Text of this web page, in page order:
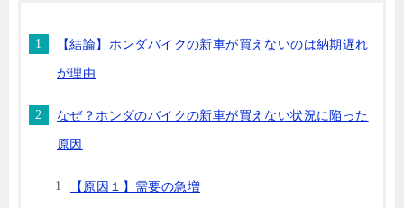
【結論】ホンダバイクの新車が買えないのは納期遅れ
が理由
なぜ？ホンダのバイクの新車が買えない状況に陥った
原因
【原因１】需要の急増